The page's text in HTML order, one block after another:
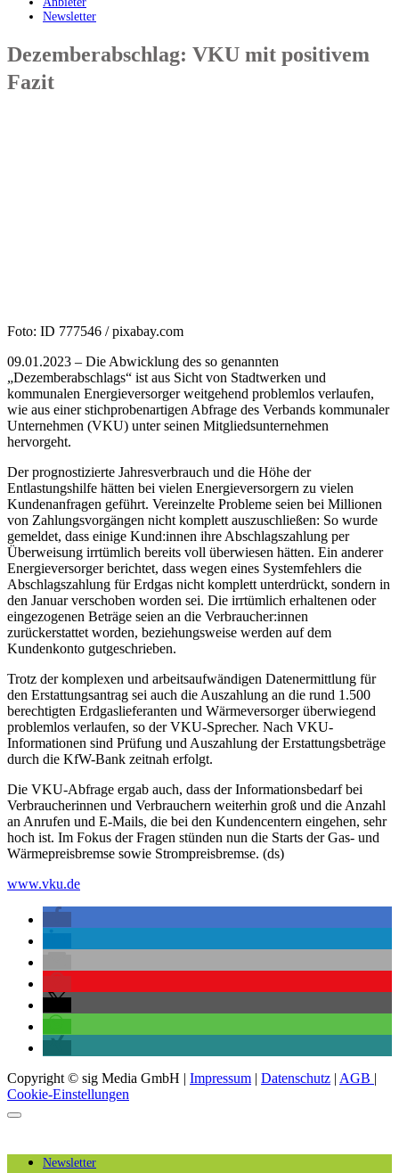
Newsletter
Dezemberabschlag: VKU mit positivem
Fazit
Foto: ID 777546 / pixabay.com
09.01.2023 – Die Abwicklung des so genannten
„Dezemberabschlags“ ist aus Sicht von Stadtwerken und
kommunalen Energieversorger weitgehend problemlos verlaufen,
wie aus einer stichprobenartigen Abfrage des Verbands kommunaler
Unternehmen (VKU) unter seinen Mitgliedsunternehmen
hervorgeht.
Der prognostizierte Jahresverbrauch und die Höhe der
Entlastungshilfe hätten bei vielen Energieversorgern zu vielen
Kundenanfragen geführt. Vereinzelte Probleme seien bei Millionen
von Zahlungsvorgängen nicht komplett auszuschließen: So wurde
gemeldet, dass einige Kund:innen ihre Abschlagszahlung per
Überweisung irrtümlich bereits voll überwiesen hätten. Ein anderer
Energieversorger berichtet, dass wegen eines Systemfehlers die
Abschlagszahlung für Erdgas nicht komplett unterdrückt, sondern in
den Januar verschoben worden sei. Die irrtümlich erhaltenen oder
eingezogenen Beträge seien an die Verbraucher:innen
zurückerstattet worden, beziehungsweise werden auf dem
Kundenkonto gutgeschrieben.
Trotz der komplexen und arbeitsaufwändigen Datenermittlung für
den Erstattungsantrag sei auch die Auszahlung an die rund 1.500
berechtigten Erdgaslieferanten und Wärmeversorger überwiegend
problemlos verlaufen, so der VKU-Sprecher. Nach VKU-
Informationen sind Prüfung und Auszahlung der Erstattungsbeträge
durch die KfW-Bank zeitnah erfolgt.
Die VKU-Abfrage ergab auch, dass der Informationsbedarf bei
Verbraucherinnen und Verbrauchern weiterhin groß und die Anzahl
an Anrufen und E-Mails, die bei den Kundencentern eingehen, sehr
hoch ist. Im Fokus der Fragen stünden nun die Starts der Gas- und
Wärmepreisbremse sowie Strompreisbremse. (ds)
www.vku.de
Copyright © sig Media GmbH | Impressum | Datenschutz | AGB |
Cookie-Einstellungen
Newsletter